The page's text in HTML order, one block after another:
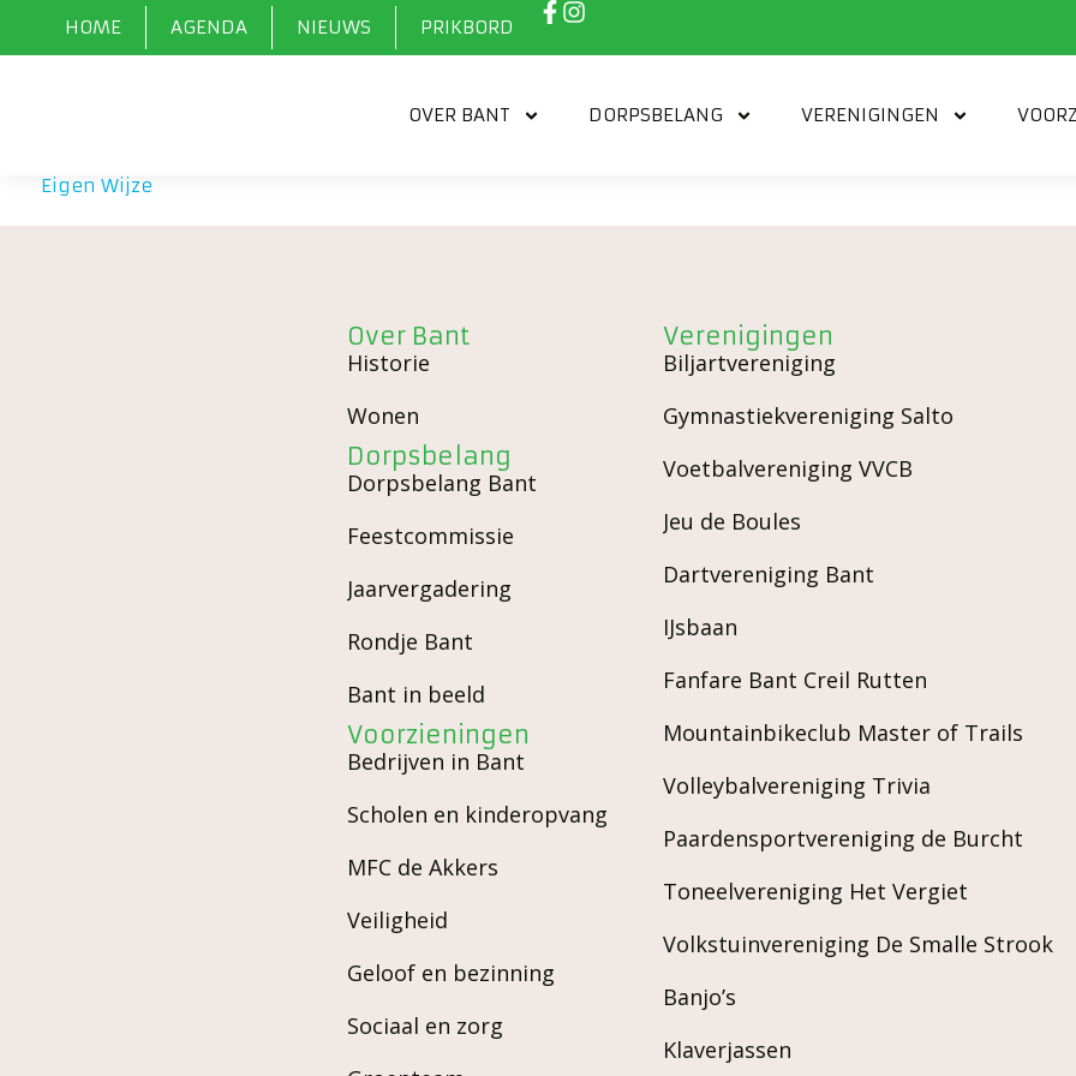
HOME AGENDA NIEUWS PRIKBORD
OVER BANT DORPSBELANG VERENIGINGEN
Eigen Wijze
Over Bant
Historie
Wonen
Dorpsbelang
Dorpsbelang Bant
Feestcommissie
Jaarvergadering
Rondje Bant
Bant in beeld
Voorzieningen
Bedrijven in Bant
Scholen en kinderopvang
MFC de Akkers
Veiligheid
Geloof en bezinning
Sociaal en zorg
Verenigingen
Biljartvereniging
Gymnastiekvereniging Salto
Voetbalvereniging VVCB
Jeu de Boules
Dartvereniging Bant
IJsbaan
Fanfare Bant Creil Rutten
Mountainbikeclub Master of Trails
Volleybalvereniging Trivia
Paardensportvereniging de Burcht
Toneelvereniging Het Vergiet
Volkstuinvereniging De Smalle Strook
Banjo’s
Klaverjassen